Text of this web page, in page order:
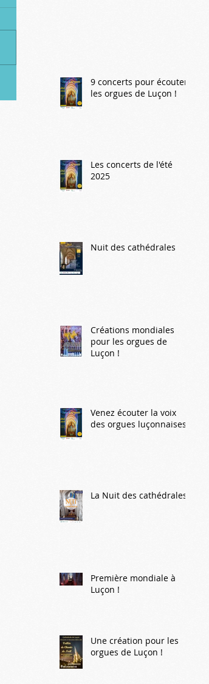
9 concerts pour écouter
les orgues de Luçon !
Les concerts de l'été
2025
Nuit des cathédrales
Créations mondiales
pour les orgues de
Luçon !
Venez écouter la voix
des orgues luçonnaises !
La Nuit des cathédrales
Première mondiale à
Luçon !
Une création pour les
orgues de Luçon !